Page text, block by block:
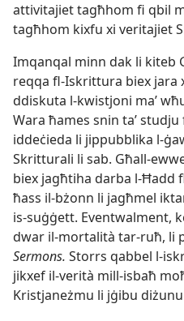
attivitajiet tagħhom fi qbil
tagħhom kixfu xi veritajiet
Imqanqal minn dak li kiteb
reqqa fl-Iskrittura biex jara
ddiskuta l-kwistjoni maʼ
Wara ħames snin taʼ
iddeċieda li jippubblika l-
Skritturali li sab. Għall-
biex jagħtiha darba l-Ħadd
ħass il-bżonn li jagħmel
is-suġġett. Eventwalment,
dwar il-mortalità tar-ruħ, li
Sermons. Storrs qabbel l-
jikxef il-verità mill-isbaħ
Kristjaneżmu li jġibu